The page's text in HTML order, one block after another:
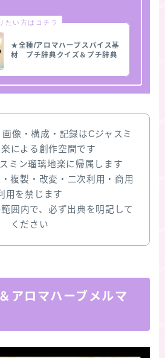
たい方はコチラ
★全種/アロマハーブスパイス基
材 プチ辞典クイズ＆プチ辞典
像・構成・記録はCジャスミ
による創作空間です
ミン瑠璃地楽に帰属します
複製・改変・二次利用・商用
用を禁じます
囲内で、必ず出典を明記して
ください
アロマハーブメルマ